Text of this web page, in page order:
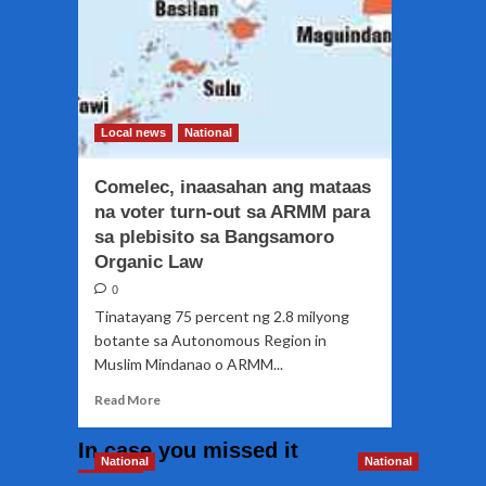
Local news National
Comelec, inaasahan ang mataas
na voter turn-out sa ARMM para
sa plebisito sa Bangsamoro
Organic Law
0
Tinatayang 75 percent ng 2.8 milyong
botante sa Autonomous Region in
Muslim Mindanao o ARMM...
Read MoreRead
Comelec,
In case you missed it
National National